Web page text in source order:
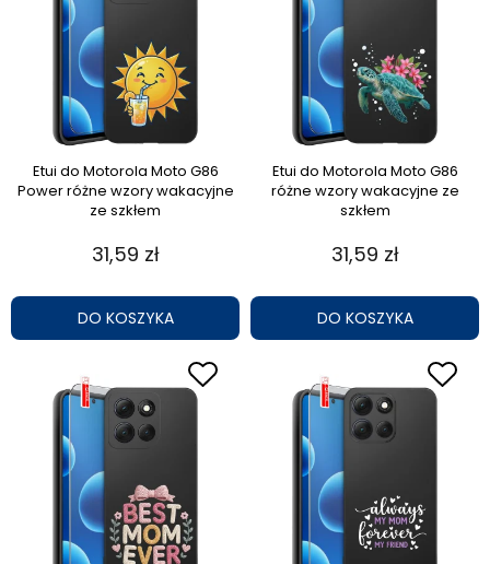
Etui do Motorola Moto G86
Power różne wzory wakacyjne
ze szkłem
31,59 zł
DO KOSZYKA
Etui do Motorola Moto G86
różne wzory wakacyjne ze
szkłem
31,59 zł
DO KOSZYKA